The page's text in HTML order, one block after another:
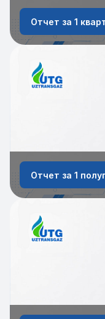
Отчет за 1
Отчет за 1